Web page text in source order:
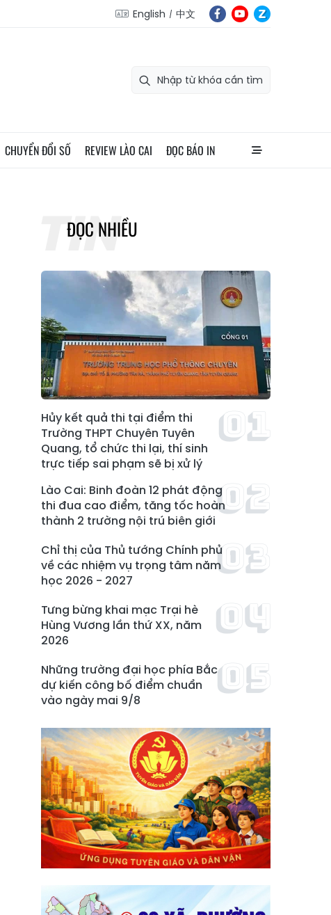
English 中文
CHUYỂN ĐỔI SỐ REVIEW LÀO CAI ĐỌC BÁO IN
ĐỌC NHIỀU
Hủy kết quả thi tại điểm thi
Trường THPT Chuyên Tuyên
Quang, tổ chức thi lại, thí sinh
trực tiếp sai phạm sẽ bị xử lý
Lào Cai: Binh đoàn 12 phát động
thi đua cao điểm, tăng tốc hoàn
thành 2 trường nội trú biên giới
Chỉ thị của Thủ tướng Chính phủ
về các nhiệm vụ trọng tâm năm
học 2026 - 2027
Tưng bừng khai mạc Trại hè
Hùng Vương lần thứ XX, năm
2026
Những trường đại học phía Bắc
dự kiến công bố điểm chuẩn
vào ngày mai 9/8